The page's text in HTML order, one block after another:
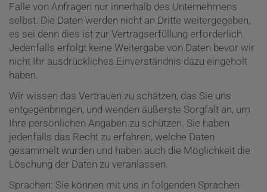
Falle von Anfragen nur innerhalb des Unternehmens
selbst. Die Daten werden nicht an Dritte weitergegeben,
es sei denn dies ist zur Vertragserfüllung erforderlich.
Jedenfalls erfolgt keine Weitergabe von Daten bevor wir
nicht Ihr ausdrückliches Einverständnis dazu eingeholt
haben.
Wir wissen das Vertrauen zu schätzen, das Sie uns
entgegenbringen, und wenden äußerste Sorgfalt an, um
Ihre persönlichen Angaben zu schützen. Sie haben
jedenfalls das Recht zu erfahren, welche Daten
gesammelt wurden und haben auch die Möglichkeit die
Löschung der Daten zu veranlassen.
Sprachen: Sie können mit uns in folgenden Sprachen